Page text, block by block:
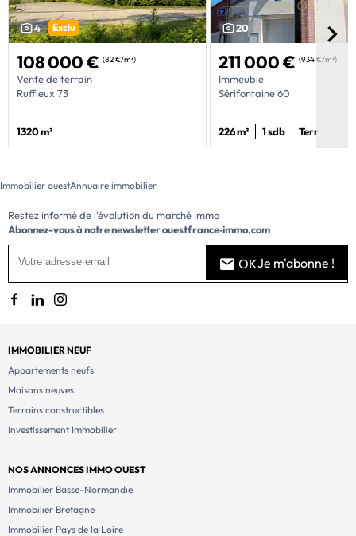
4 Exclu
108 000 € (82 €/m²)
Vente de terrain
Ruffieux 73
1320 m²
20
211 000 € (934 €/m²)
Immeuble
Sérifontaine 60
226 m² 1 sdb Terr
Immobilier ouestAnnuaire immobilier
Restez informé de l'évolution du marché immo
Abonnez-vous à notre newsletterouestfrance‑immo.com
OKJe m'abonne !
IMMOBILIER NEUF
Appartements neufs
Maisons neuves
Terrains constructibles
Investissement Immobilier
NOS ANNONCES IMMO OUEST
Immobilier Basse-Normandie
Immobilier Bretagne
Immobilier Pays de la Loire